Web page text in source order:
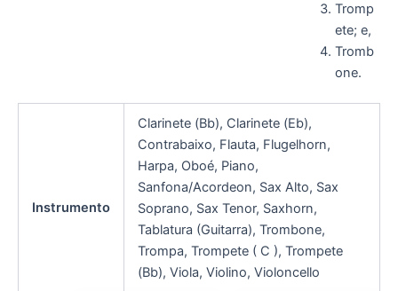
Tromp
ete; e,
Tromb
one.
Instrumento
Clarinete (Bb), Clarinete (Eb),
Contrabaixo, Flauta, Flugelhorn,
Harpa, Oboé, Piano,
Sanfona/Acordeon, Sax Alto, Sax
Soprano, Sax Tenor, Saxhorn,
Tablatura (Guitarra), Trombone,
Trompa, Trompete ( C ), Trompete
(Bb), Viola, Violino, Violoncello